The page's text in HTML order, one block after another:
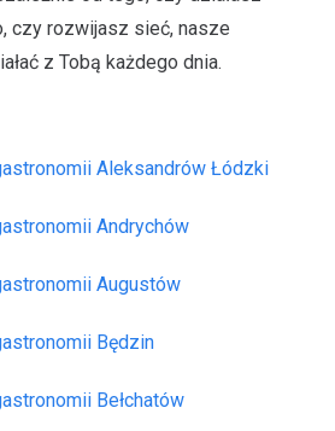
czy rozwijasz sieć, nasze
z Tobą każdego dnia.
Aleksandrów Łódzki
Andrychów
Augustów
Będzin
Bełchatów